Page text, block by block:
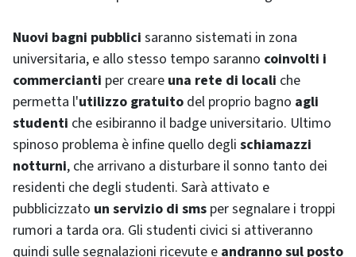
Nuovi bagni pubblici saranno sistemati in zona
universitaria, e allo stesso tempo saranno coinvolti i
commercianti per creare una rete di locali che
permetta l'utilizzo gratuito del proprio bagno agli
studenti che esibiranno il badge universitario. Ultimo
spinoso problema è infine quello degli schiamazzi
notturni, che arrivano a disturbare il sonno tanto dei
residenti che degli studenti. Sarà attivato e
pubblicizzato un servizio di sms per segnalare i troppi
rumori a tarda ora. Gli studenti civici si attiveranno
quindi sulle segnalazioni ricevute e andranno sul posto